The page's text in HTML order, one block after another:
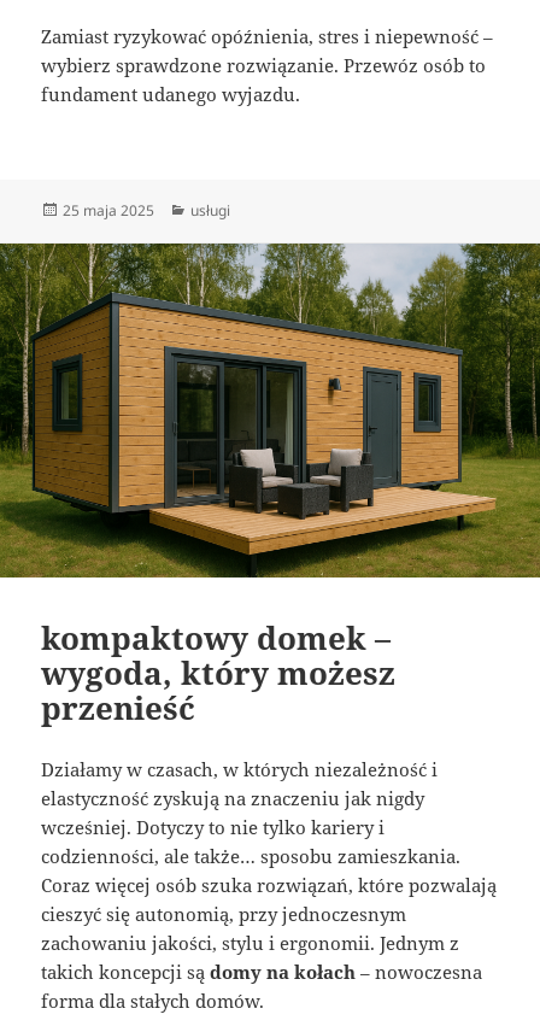
Zamiast ryzykować opóźnienia, stres i niepewność –
wybierz sprawdzone rozwiązanie. Przewóz osób to
fundament udanego wyjazdu.
Data
25 maja 2025 Kategorie
usługi
kompaktowy domek –
wygoda, który możesz
przenieść
Działamy w czasach, w których niezależność i
elastyczność zyskują na znaczeniu jak nigdy
wcześniej. Dotyczy to nie tylko kariery i
codzienności, ale także… sposobu zamieszkania.
Coraz więcej osób szuka rozwiązań, które pozwalają
cieszyć się autonomią, przy jednoczesnym
zachowaniu jakości, stylu i ergonomii. Jednym z
takich koncepcji sądomy na kołach – nowoczesna
forma dla stałych domów.